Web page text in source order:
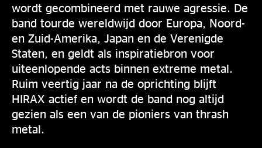
wordt gecombineerd met rauwe agressie. De
band tourde wereldwijd door Europa, Noord-
en Zuid-Amerika, Japan en de Verenigde
Staten, en geldt als inspiratiebron voor
uiteenlopende acts binnen extreme metal.
Ruim veertig jaar na de oprichting blijft
HIRAX actief en wordt de band nog altijd
gezien als een van de pioniers van thrash
metal.